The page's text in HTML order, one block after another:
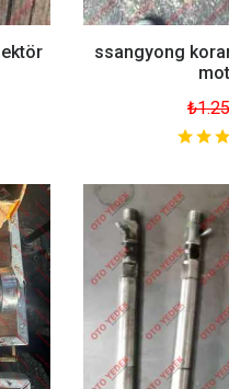
ssangyong
₺1.25